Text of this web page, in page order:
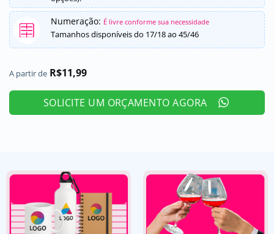
Numeração: É livre conforme sua necessidade
Tamanhos disponíveis do 17/18 ao 45/46
A partir de R$11,99
SOLICITE UM ORÇAMENTO AGORA